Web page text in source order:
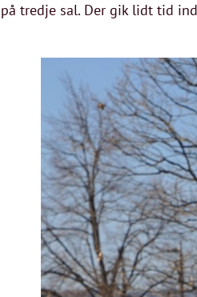
på tredje sal. Der gik lidt tid